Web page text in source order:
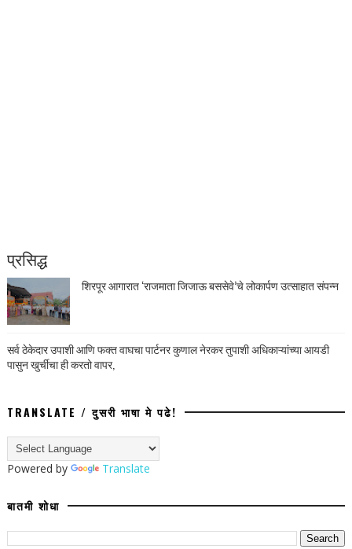
प्रसिद्ध
शिरपूर आगारात ‘राजमाता जिजाऊ बससेवे’चे लोकार्पण उत्साहात संपन्न
सर्व ठेकेदार उपाशी आणि फक्त वाघचा पार्टनर कुणाल नेरकर तुपाशी अधिकाऱ्यांच्या आयडी
पासुन खुर्चीचा ही करतो वापर,
TRANSLATE / दुसरी भाषा मे पढे!
Powered by Translate
बातमी शोधा